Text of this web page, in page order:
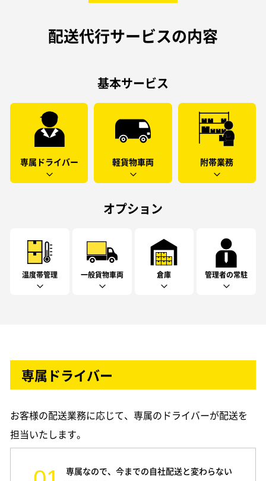
配送代行サービスの内容
基本サービス
専属ドライバー 軽貨物車両 附帯業務
オプション
温度帯管理 一般貨物車両 倉庫 管理者の常駐
専属ドライバー
お客様の配送業務に応じて、専属のドライバーが配送を
担当いたします。
専属なので、今までの自社配送と変わらない